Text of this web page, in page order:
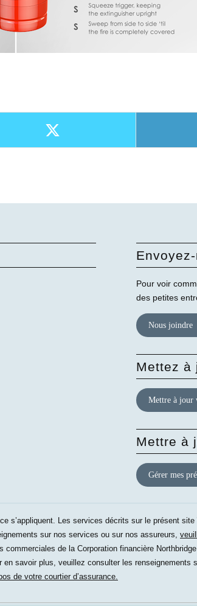
Pour voir
des petites
Nous joindre
Mettez à
Mettre à jour
Mettre à
Gérer mes
s’appliquent. Les services décrits sur le présent
sur nos services ou sur nos assureurs,
commerciales de la Corporation financière
savoir plus, veuillez consulter les renseignements
de votre courtier d’assurance.